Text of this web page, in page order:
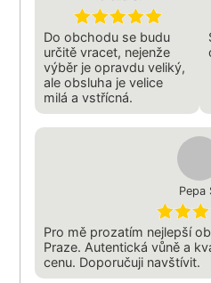
Do obchodu se budu
určitě vracet, nejenže
výběr je opravdu veliký,
ale obsluha je velice
milá a vstřícná.
Pepa
Pro mě prozatím nejlepší
Praze. Autentická vůně a
cenu. Doporučuji navštívit.